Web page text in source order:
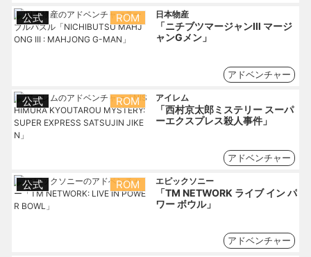
公式 ROM 日本物産
「ニチブツマージャンⅢ マージ
ャンGメン」
アドベンチャー
公式 ROM アイレム
「西村京太郎ミステリー スーパ
ーエクスプレス殺人事件」
アドベンチャー
公式 ROM エピックソニー
「TM NETWORK ライブ イン パ
ワー ボウル」
アドベンチャー